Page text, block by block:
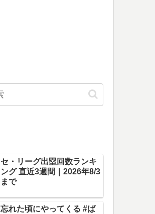
セ・リーグ出塁回数ランキ
ング 直近3週間｜2026年8/3
まで
忘れた頃にやってくる #ば